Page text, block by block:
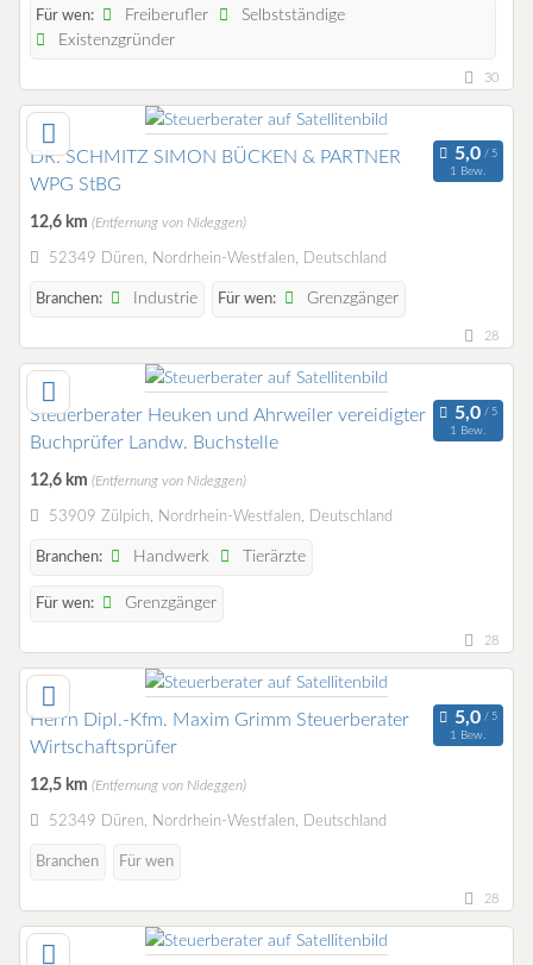
Für wen: Freiberufler
Selbstständige
Existenzgründer
30
DR. SCHMITZ SIMON BÜCKEN & PARTNER
WPG StBG
1 Bew.
12,6 km (Entfernung von Nideggen)
52349 Düren, Nordrhein-Westfalen, Deutschland
Branchen: Industrie Für wen: Grenzgänger
28
Steuerberater Heuken und Ahrweiler vereidigter
Buchprüfer Landw. Buchstelle
1 Bew.
12,6 km (Entfernung von Nideggen)
53909 Zülpich, Nordrhein-Westfalen, Deutschland
Branchen: Handwerk Tierärzte
Für wen: Grenzgänger
28
Herrn Dipl.-Kfm. Maxim Grimm Steuerberater
Wirtschaftsprüfer
1 Bew.
12,5 km (Entfernung von Nideggen)
52349 Düren, Nordrhein-Westfalen, Deutschland
Branchen Für wen
28